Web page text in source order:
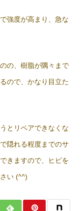
強度が高まり、急な
の、樹脂が隅々まで
ので、かなり目立た
とリペアできなくな
隠れる程度までのサ
きますので、ヒビを
い (^^)